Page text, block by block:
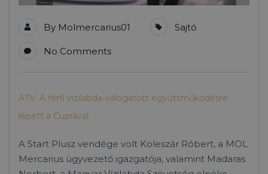
By Molmercarius01 Sajtó
No Comments
ATV: A férfi vízilabda-válogatott együttműködésre
lépett a Cuprával
A Start Plusz vendége volt Koleszár Róbert, a MOL
Mercarius ügyvezető igazgatója, valamint Madaras